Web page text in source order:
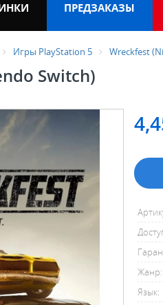
ПРЕДЗАКАЗЫ
Игры PlayStation 5 Wreckfest
Switch)
Жанр:
Язык: